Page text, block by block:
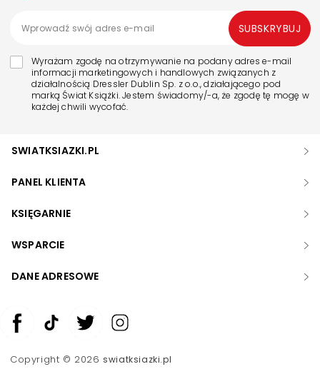
Wyrażam zgodę na otrzymywanie na podany adres e-mail
informacji marketingowych i handlowych związanych z
działalnością Dressler Dublin Sp. z o.o., działającego pod
marką Świat Książki. Jestem świadomy/-a, że zgodę tę mogę w
każdej chwili wycofać.
SUBSKRYBUJ
SWIATKSIAZKI.PL
PANEL KLIENTA
KSIĘGARNIE
WSPARCIE
DANE ADRESOWE
Copyright © 2026swiatksiazki.pl
Zwiększ rozmiar czcionki